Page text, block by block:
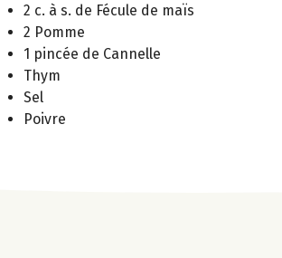
2 c. à s. de Fécule de maïs
2 Pomme
1 pincée de Cannelle
Thym
Sel
Poivre